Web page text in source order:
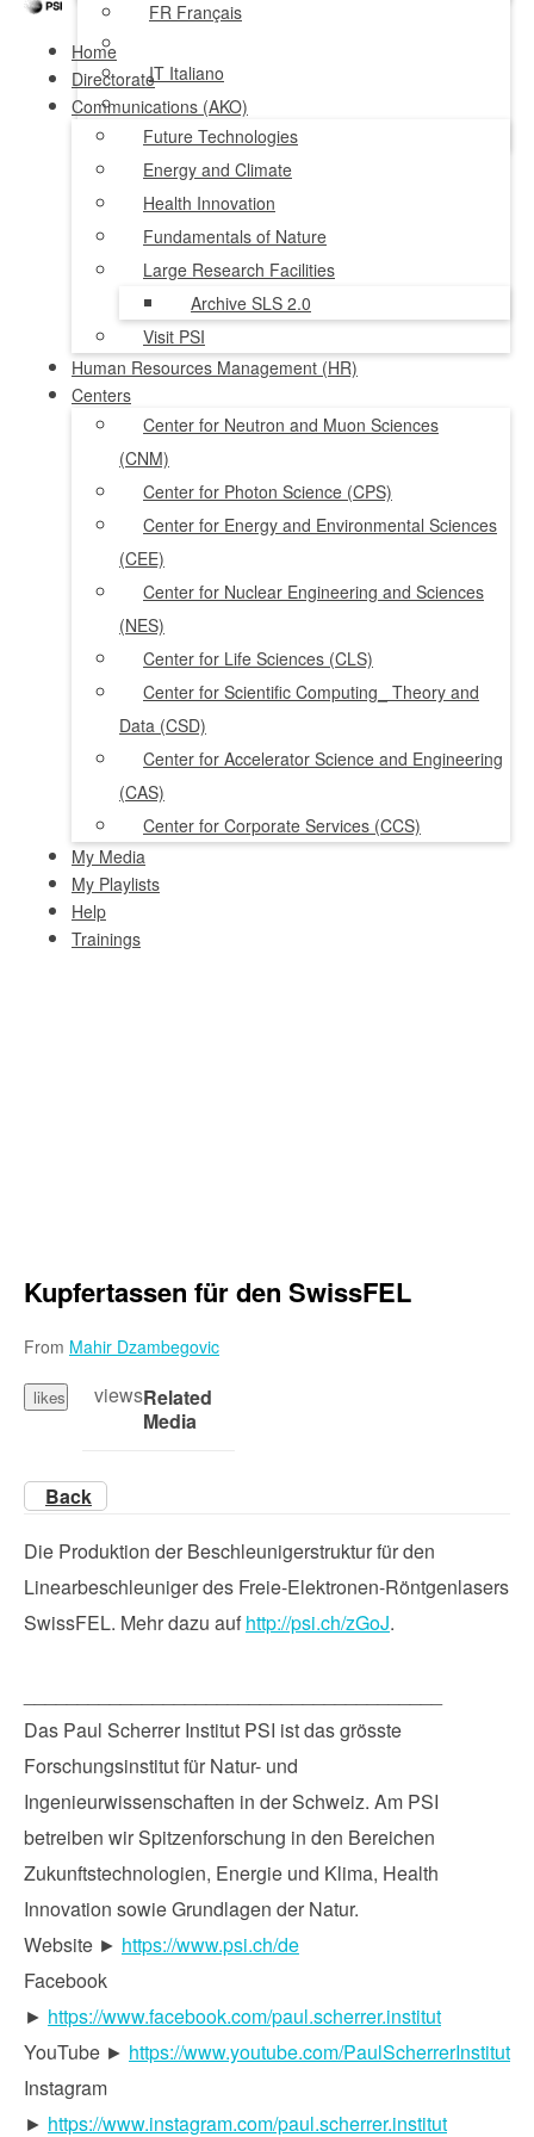
FR Français
IT Italiano
NL Nederlands
Home
Directorate
Communications (AKO)
Future Technologies
Energy and Climate
Health Innovation
Fundamentals of Nature
Large Research Facilities
Archive SLS 2.0
Visit PSI
Human Resources Management (HR)
Centers
Center for Neutron and Muon Sciences
(CNM)
Center for Photon Science (CPS)
Center for Energy and Environmental Sciences
(CEE)
Center for Nuclear Engineering and Sciences
(NES)
Center for Life Sciences (CLS)
Center for Scientific Computing_ Theory and
Data (CSD)
Center for Accelerator Science and Engineering
(CAS)
Center for Corporate Services (CCS)
My Media
My Playlists
Help
Trainings
Kupfertassen für den SwissFEL
From Mahir Dzambegovic
likes viewsRelated
Media
Back
Die Produktion der Beschleunigerstruktur für den
Linearbeschleuniger des Freie-Elektronen-Röntgenlasers
SwissFEL. Mehr dazu auf http://psi.ch/zGoJ.
Das Paul Scherrer Institut PSI ist das grösste
Forschungsinstitut für Natur- und
Ingenieurwissenschaften in der Schweiz. Am PSI
betreiben wir Spitzenforschung in den Bereichen
Zukunftstechnologien, Energie und Klima, Health
Innovation sowie Grundlagen der Natur.
Website ► https://www.psi.ch/de
Facebook
► https://www.facebook.com/paul.scherrer.institut
YouTube ► https://www.youtube.com/PaulScherrerInstitut
Instagram
► https://www.instagram.com/paul.scherrer.institut